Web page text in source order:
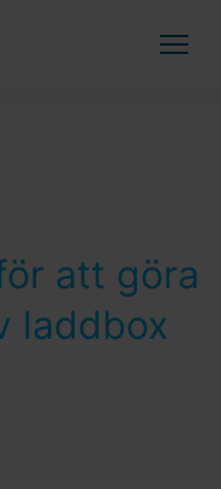
att göra
laddbox